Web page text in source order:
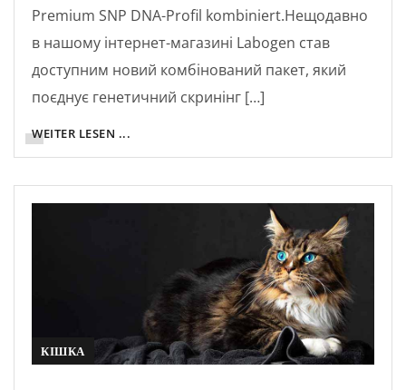
Premium SNP DNA-Profil kombiniert.Нещодавно
в нашому інтернет-магазині Labogen став
доступним новий комбінований пакет, який
поєднує генетичний скринінг […]
WEITER LESEN ...
КІШКА